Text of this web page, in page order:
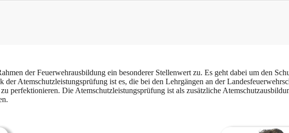
der Feuerwehrausbildung ein besonderer Stellenwert zu. Es geht dabei um den
Atemschutzleistungsprüfung ist es, die bei den Lehrgängen an der
perfektionieren. Die Atemschutzleistungsprüfung ist als zusätzliche